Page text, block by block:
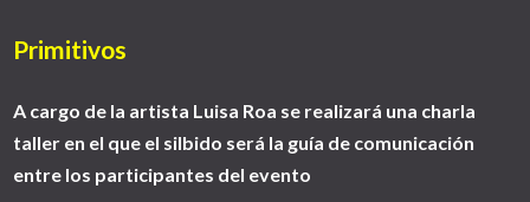
Primitivos
A cargo de la artista Luisa Roa se realizará una charla
taller en el que el silbido será la guía de comunicación
entre los participantes del evento